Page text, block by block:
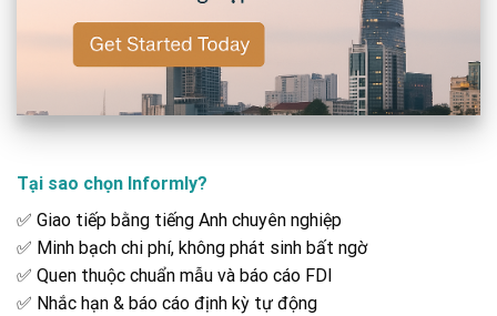
Tại sao chọn Informly?
✅ Giao tiếp bằng tiếng Anh chuyên nghiệp
✅ Minh bạch chi phí, không phát sinh bất ngờ
✅ Quen thuộc chuẩn mẫu và báo cáo FDI
✅ Nhắc hạn & báo cáo định kỳ tự động